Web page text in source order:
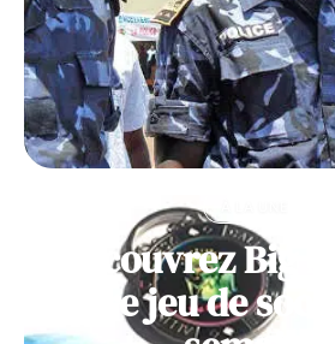
Découvrez Big
notre jeu de